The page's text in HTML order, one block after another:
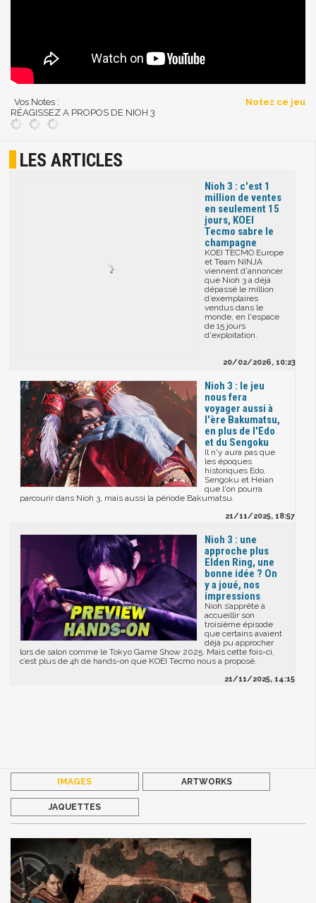
Vos Notes :
Notez ce jeu
RÉAGISSEZ A PROPOS DE NIOH 3
LES ARTICLES
Nioh 3 : c'est 1
million de ventes
en seulement 15
jours, KOEI
Tecmo sabre le
champagne
KOEI TECMO Europe
et Team NINJA
viennent d'annoncer
que Nioh 3 a déjà
dépassé le million
d’exemplaires
vendus dans le
monde, en l'espace
de 15 jours
d'exploitation.
20/02/2026, 10:23
Nioh 3 : le jeu
nous fera
voyager aussi à
l'ère Bakumatsu,
en plus de l'Edo
et du Sengoku
Il n'y aura pas que
les époques
historiques Edo,
Sengoku et Heian
que l'on pourra
parcourir dans Nioh 3, mais aussi la période Bakumatsu.
21/11/2025, 18:57
Nioh 3 : une
approche plus
Elden Ring, une
bonne idée ? On
y a joué, nos
impressions
Nioh s’apprête à
accueillir son
troisième épisode
que certains avaient
déjà pu approcher
lors de salon comme le Tokyo Game Show 2025. Mais cette fois-ci,
c’est plus de 4h de hands-on que KOEI Tecmo nous a proposé.
21/11/2025, 14:15
IMAGES ARTWORKS
JAQUETTES